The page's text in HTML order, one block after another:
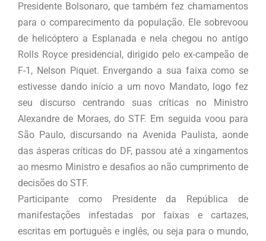
Presidente Bolsonaro, que também fez chamamentos
para o comparecimento da população. Ele sobrevoou
de helicóptero a Esplanada e nela chegou no antigo
Rolls Royce presidencial, dirigido pelo ex-campeão de
F-1, Nelson Piquet. Envergando a sua faixa como se
estivesse dando início a um novo Mandato, logo fez
seu discurso centrando suas críticas no Ministro
Alexandre de Moraes, do STF. Em seguida voou para
São Paulo, discursando na Avenida Paulista, aonde
das ásperas críticas do DF, passou até a xingamentos
ao mesmo Ministro e desafios ao não cumprimento de
decisões do STF.
Participante como Presidente da República de
manifestações infestadas por faixas e cartazes,
escritas em português e inglês, ou seja para o mundo,